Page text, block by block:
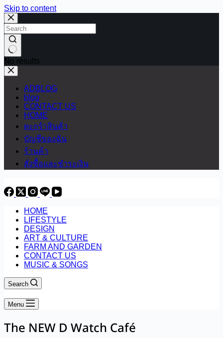
Skip to content
No results
ADBLOG
blog
CONTACT US
HOME
ตะกร้าสินค้า
บัญชีของฉัน
ร้านค้า
สั่งซื้อและชำระเงิน
HOME
LIFESTYLE
DESIGN
ART & CULTURE
FARM AND GARDEN
CONTACT US
MUSIC & SONGS
Search
Menu
The NEW D Watch Café